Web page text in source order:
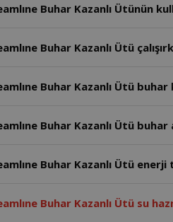
Buhar Kazanlı Ütünün
AR6050 - Arzum
AR6050 -
AR6050 -
Buhar Kazanlı Ütü
Buhar Kazanlı Ütü su